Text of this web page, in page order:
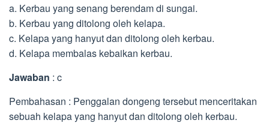
a. Kerbau yang senang berendam di sungai.
b. Kerbau yang ditolong oleh kelapa.
c. Kelapa yang hanyut dan ditolong oleh kerbau.
d. Kelapa membalas kebaikan kerbau.
Jawaban : c
Pembahasan : Penggalan dongeng tersebut menceritakan
sebuah kelapa yang hanyut dan ditolong oleh kerbau.